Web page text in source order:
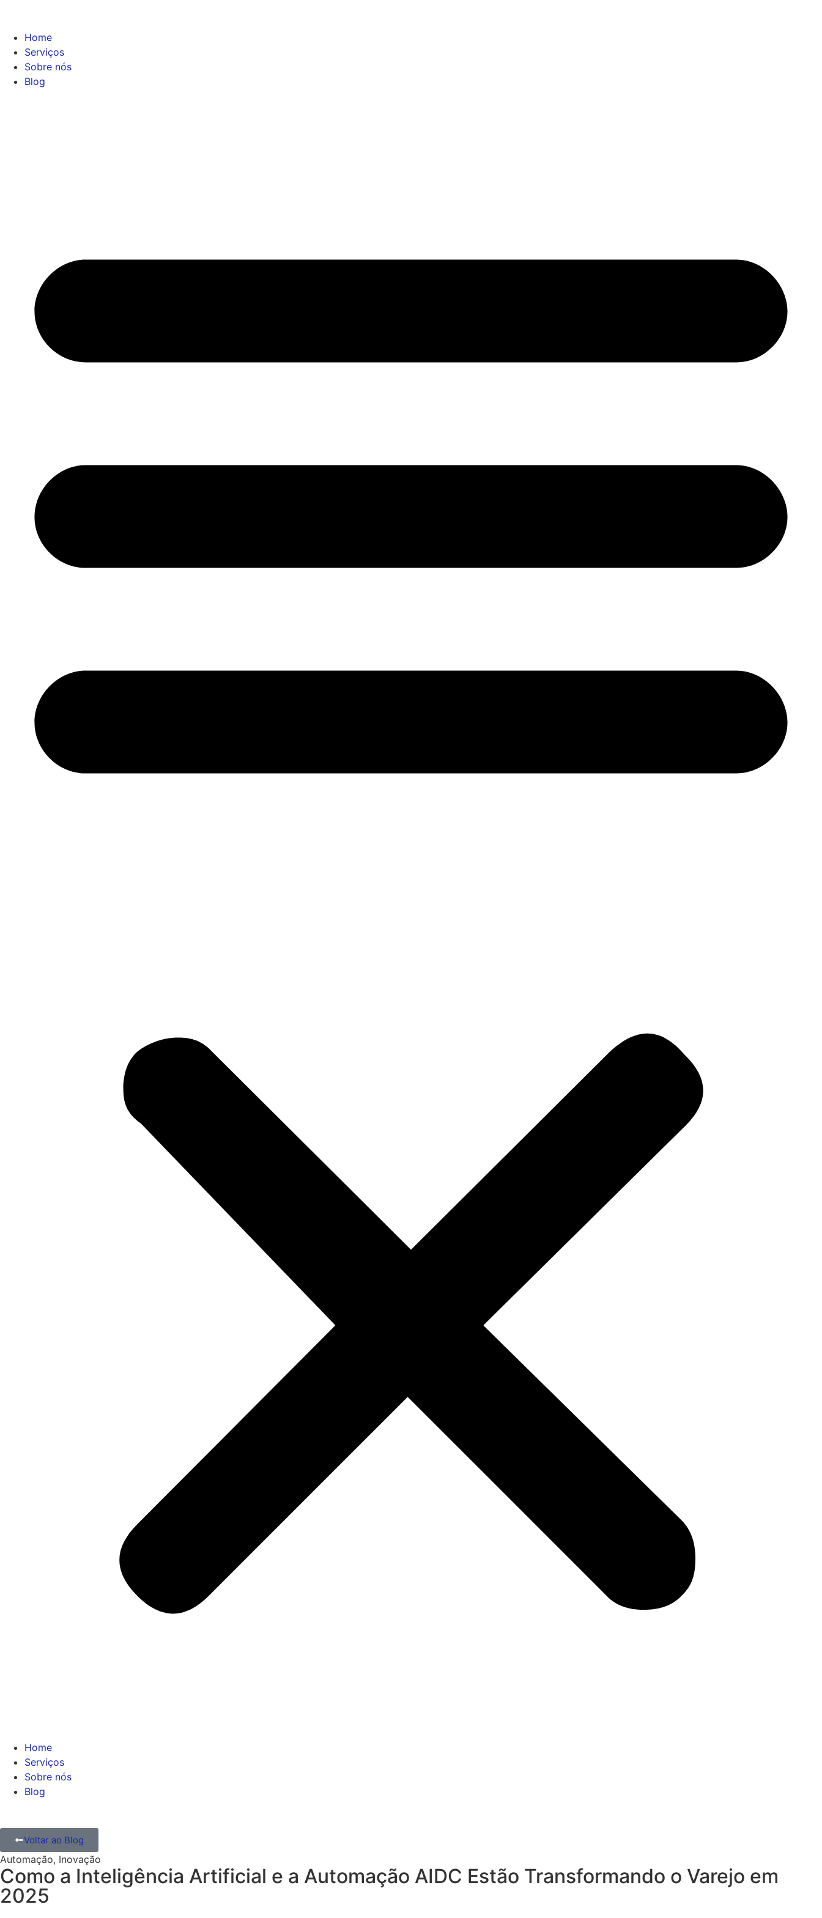
Home
Serviços
Sobre nós
Blog
Home
Serviços
Sobre nós
Blog
Voltar ao Blog
Automação, Inovação
Como a Inteligência Artificial e a Automação AIDC Estão Transformando o Varejo em
2025